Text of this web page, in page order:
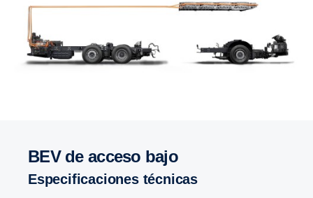
BEV de acceso bajo
Especificaciones técnicas